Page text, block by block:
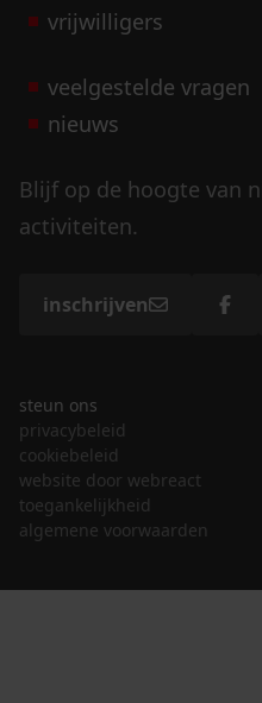
vrijwilligers
veelgestelde vragen
nieuws
Blijf op de hoogte van
activiteiten.
inschrijven
steun ons
privacybeleid
cookiebeleid
website door webreact
toegankelijkheid
algemene voorwaarden